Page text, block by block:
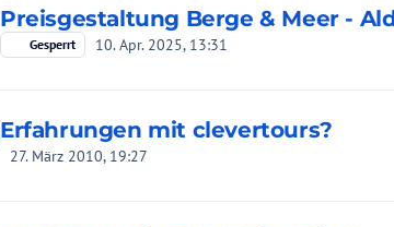
Preisgestaltung Berge & Meer -
Gesperrt 10. Apr. 2025, 13:31
Erfahrungen mit clevertours?
27. März 2010, 19:27